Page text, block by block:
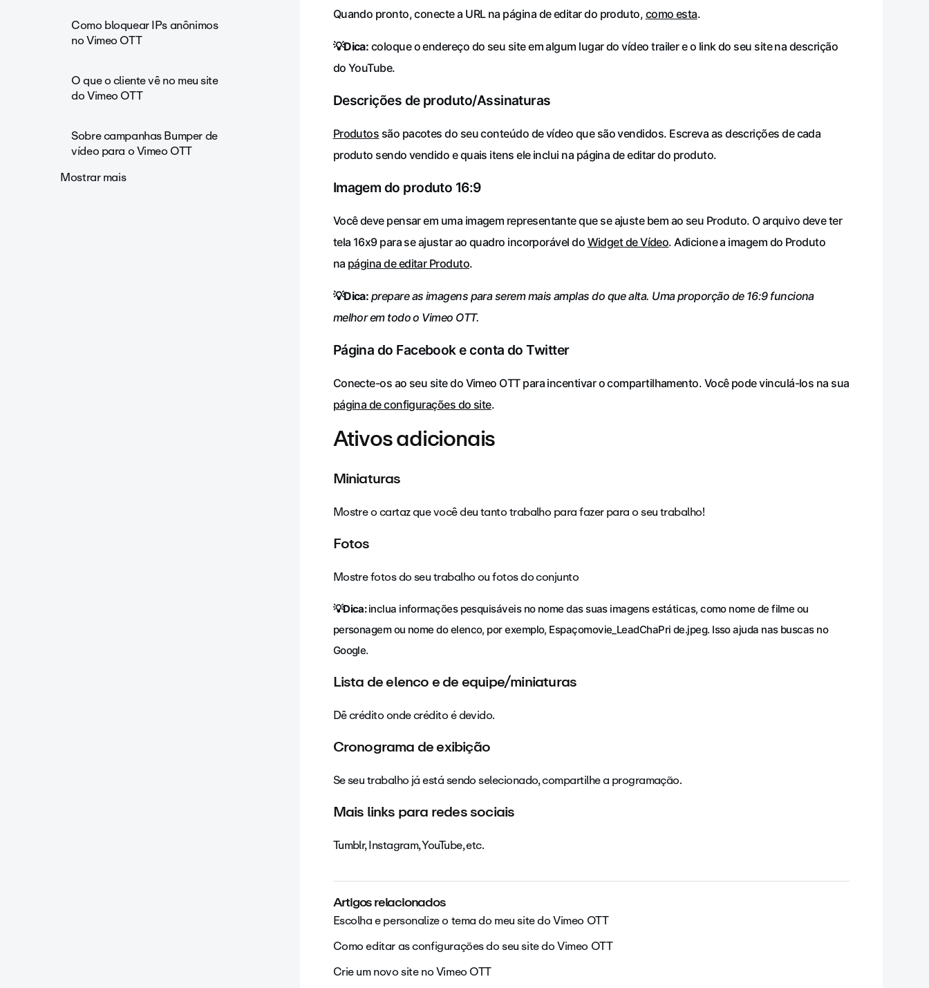
Como bloquear IPs anônimos
no Vimeo OTT
O que o cliente vê no meu site
do Vimeo OTT
Sobre campanhas Bumper de
vídeo para o Vimeo OTT
Mostrar mais
Quando pronto, conecte a URL na página de editar do produto, como esta.
💡Dica: coloque o endereço do seu site em algum lugar do vídeo trailer e o link do seu site na descrição
do YouTube.
Descrições de produto/Assinaturas
Produtos são pacotes do seu conteúdo de vídeo que são vendidos. Escreva as descrições de cada
produto sendo vendido e quais itens ele inclui na página de editar do produto.
Imagem do produto 16:9
Você deve pensar em uma imagem representante que se ajuste bem ao seu Produto. O arquivo deve ter
tela 16x9 para se ajustar ao quadro incorporável do Widget de Vídeo. Adicione a imagem do Produto
na página de editar Produto.
💡Dica: prepare as imagens para serem mais amplas do que alta. Uma proporção de 16:9 funciona
melhor em todo o Vimeo OTT.
Página do Facebook e conta do Twitter
Conecte-os ao seu site do Vimeo OTT para incentivar o compartilhamento. Você pode vinculá-los na sua
página de configurações do site.
Ativos adicionais
Miniaturas
Mostre o cartaz que você deu tanto trabalho para fazer para o seu trabalho!
Fotos
Mostre fotos do seu trabalho ou fotos do conjunto
💡Dica:inclua informações pesquisáveis no nome das suas imagens estáticas, como nome de filme ou
personagem ou nome do elenco, por exemplo, Espaçomovie_LeadChaPri de.jpeg. Isso ajuda nas buscas no
Google.
Lista de elenco e de equipe/miniaturas
Dê crédito onde crédito é devido.
Cronograma de exibição
Se seu trabalho já está sendo selecionado, compartilhe a programação.
Mais links para redes sociais
Tumblr, Instagram, YouTube, etc.
Artigos relacionados
Escolha e personalize o tema do meu site do Vimeo OTT
Como editar as configurações do seu site do Vimeo OTT
Crie um novo site no Vimeo OTT